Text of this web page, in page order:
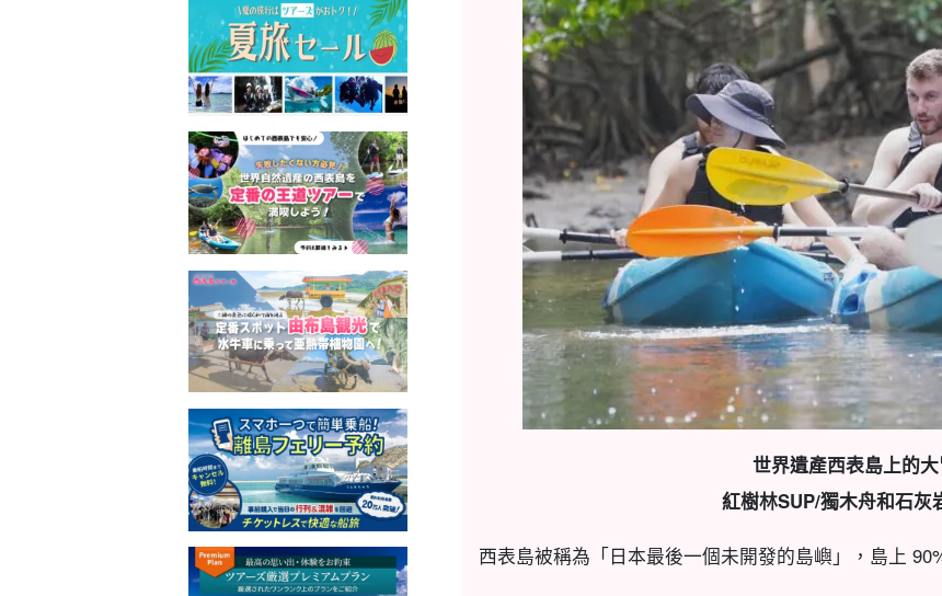
世界遺產西表島上的大
紅樹林SUP/獨木舟和石灰
西表島被稱為「日本最後一個未開發的島嶼」，島上